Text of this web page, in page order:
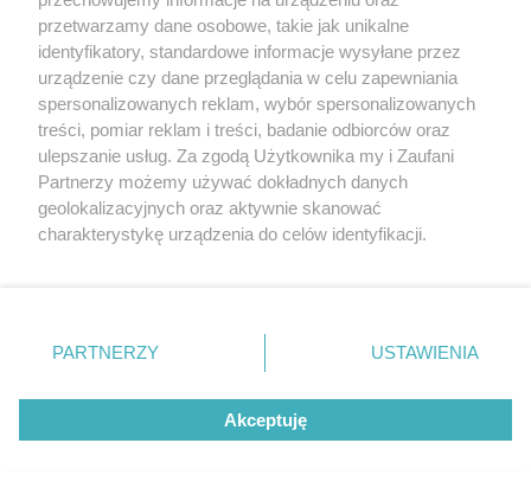
Nie połykaj z karpia ości,
nie jedz bombek, nie pal siana, jedz pierogi,
lep bałwana, a w sylwestra baw się do rana!
---------------------------------------------
Pachnącej choinki, na stole wódki i szynki.
Dużego bałwana i zabawy do rana.
100 choinek w lesie,
przetwarzamy dane osobowe, takie jak unikalne
identyfikatory, standardowe informacje wysyłane przez
urządzenie czy dane przeglądania w celu zapewniania
spersonalizowanych reklam, wybór spersonalizowanych
treści, pomiar reklam i treści, badanie odbiorców oraz
ulepszanie usług. Za zgodą Użytkownika my i Zaufani
Partnerzy możemy używać dokładnych danych
geolokalizacyjnych oraz aktywnie skanować
charakterystykę urządzenia do celów identyfikacji.
zmienić/wycofać klikając przycisk ustawień prywatności
znajdujący się w lewym dolnym rogu strony
rodzaje przetwarzania danych nie wymagają zgody
użytkownika, ale masz prawo sprzeciwić się takiemu
przetwarzaniu. Preferencje będą miały zastosowanie tylko
PARTNERZY USTAWIENIA
Akceptuję